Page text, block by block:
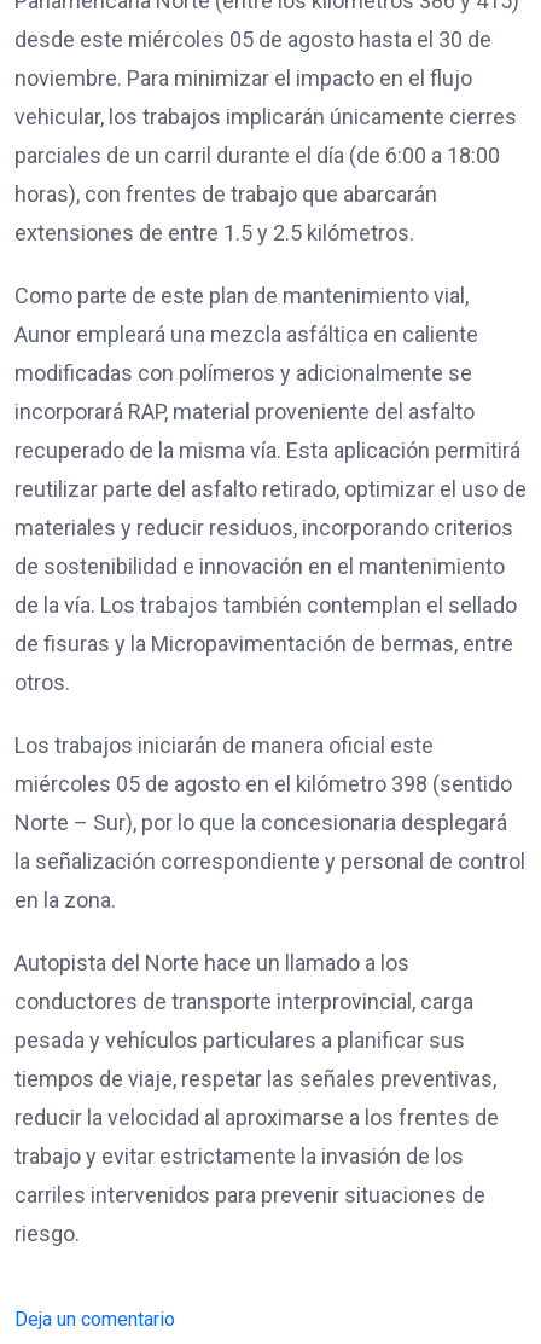
desde este miércoles 05 de agosto hasta el 30 de
noviembre. Para minimizar el impacto en el flujo
vehicular, los trabajos implicarán únicamente cierres
parciales de un carril durante el día (de 6:00 a 18:00
horas), con frentes de trabajo que abarcarán
extensiones de entre 1.5 y 2.5 kilómetros.
Como parte de este plan de mantenimiento vial,
Aunor empleará una mezcla asfáltica en caliente
modificadas con polímeros y adicionalmente se
incorporará RAP, material proveniente del asfalto
recuperado de la misma vía. Esta aplicación permitirá
reutilizar parte del asfalto retirado, optimizar el uso de
materiales y reducir residuos, incorporando criterios
de sostenibilidad e innovación en el mantenimiento
de la vía. Los trabajos también contemplan el sellado
de fisuras y la Micropavimentación de bermas, entre
otros.
Los trabajos iniciarán de manera oficial este
miércoles 05 de agosto en el kilómetro 398 (sentido
Norte – Sur), por lo que la concesionaria desplegará
la señalización correspondiente y personal de control
en la zona.
Autopista del Norte hace un llamado a los
conductores de transporte interprovincial, carga
pesada y vehículos particulares a planificar sus
tiempos de viaje, respetar las señales preventivas,
reducir la velocidad al aproximarse a los frentes de
trabajo y evitar estrictamente la invasión de los
carriles intervenidos para prevenir situaciones de
riesgo.
Deja un comentario